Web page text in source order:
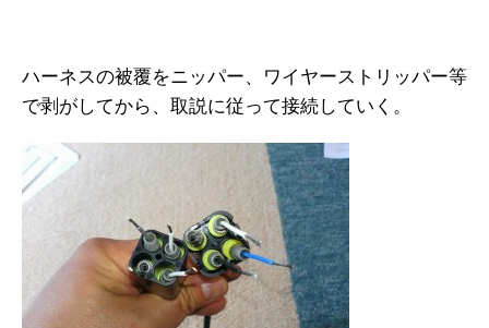
ハーネスの被覆をニッパー、ワイヤーストリッパー等
で剥がしてから、取説に従って接続していく。